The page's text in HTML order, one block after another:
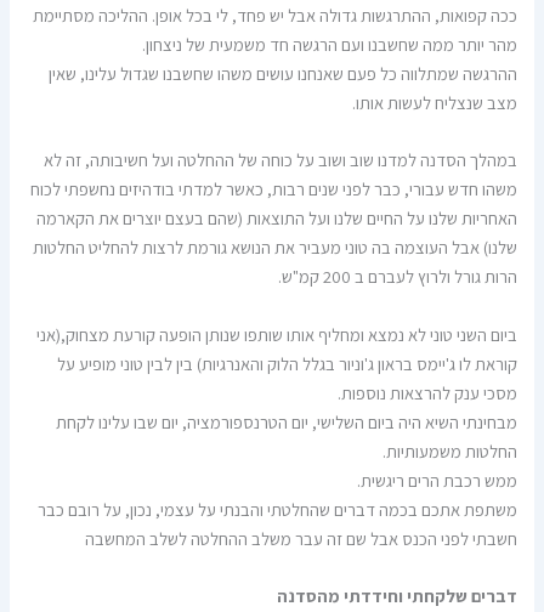
ככה קפואות, ההתרגשות גדולה אבל יש פחד, לי בכל אופן. ההליכה מסתיימת
מהר יותר ממה שחשבנו ועם הרגשה חד משמעית של ניצחון.
ההרגשה שמתלווה כל פעם שאנחנו עושים משהו שחשבנו שגדול עלינו, שאין
מצב שנצליח לעשות אותו.
במהלך הסדנה למדנו שוב ושוב על כוחה של ההחלטה ועל חשיבותה, זה לא
משהו חדש עבורי, כבר לפני שנים רבות, כאשר למדתי בודהיזים נחשפתי לכוח
האחריות שלנו על החיים שלנו ועל התוצאות (שהם בעצם יוצרים את הקארמה
שלנו) אבל העוצמה בה טוני מעביר את הנושא גורמת לרצות להחליט החלטות
הרות גורל ולרוץ לעברם ב 200 קמ"ש.
ביום השני טוני לא נמצא ומחליף אותו שותפו שנותן הופעה קורעת מצחוק,(אני
קוראת לו ג'יימס בראון ג'וניור בגלל הלוק והאנרגיות) בין לבין טוני מופיע על
מסכי ענק להרצאות נוספות.
מבחינתי השיא היה ביום השלישי, יום הטרנספורמציה, יום שבו עלינו לקחת
החלטות משמעותיות.
ממש רכבת הרים ריגשית.
משתפת אתכם בכמה דברים שהחלטתי והבנתי על עצמי, נכון, על רובם כבר
חשבתי לפני הכנס אבל שם זה עבר משלב ההחלטה לשלב המחשבה
דברים שלקחתי וחידדתי מהסדנה